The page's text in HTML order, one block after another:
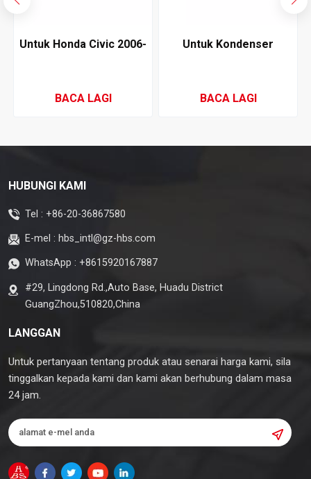
Untuk Honda Civic 2006-
BACA LAGI
Untuk Kondenser
BACA LAGI
HUBUNGI KAMI
Tel : +86-20-36867580
E-mel : hbs_intl@gz-hbs.com
WhatsApp : +8615920167887
#29, Lingdong Rd.,Auto Base, Huadu District
GuangZhou,510820,China
LANGGAN
Untuk pertanyaan tentang produk atau senarai harga kami, sila
tinggalkan kepada kami dan kami akan berhubung dalam masa
24 jam.